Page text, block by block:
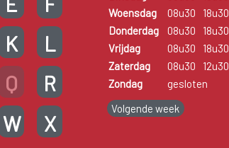
K
L
Q
R
W
X
Woensdag
08u30
18u30
Donderdag
08u30
18u30
Vrijdag
08u30
18u30
Zaterdag
08u30
12u30
Zondag
gesloten
Volgende week